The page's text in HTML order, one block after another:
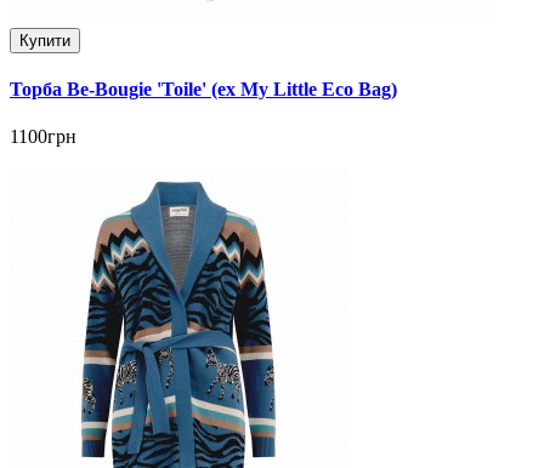
Купити
Торба Be-Bougie 'Toile' (ex My Little Eco Bag)
1100грн